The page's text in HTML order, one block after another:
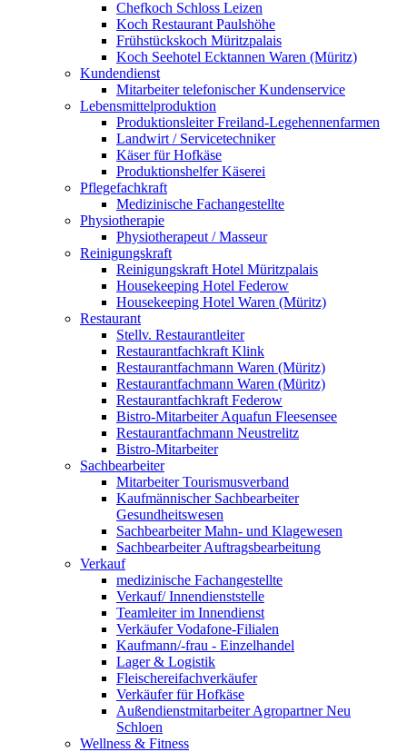
Chefkoch Schloss Leizen
Koch Restaurant Paulshöhe
Frühstückskoch Müritzpalais
Koch Seehotel Ecktannen Waren (Müritz)
Kundendienst
Mitarbeiter telefonischer Kundenservice
Lebensmittelproduktion
Produktionsleiter Freiland-Legehennenfarmen
Landwirt / Servicetechniker
Käser für Hofkäse
Produktionshelfer Käserei
Pflegefachkraft
Medizinische Fachangestellte
Physiotherapie
Physiotherapeut / Masseur
Reinigungskraft
Reinigungskraft Hotel Müritzpalais
Housekeeping Hotel Federow
Housekeeping Hotel Waren (Müritz)
Restaurant
Stellv. Restaurantleiter
Restaurantfachkraft Klink
Restaurantfachmann Waren (Müritz)
Restaurantfachmann Waren (Müritz)
Restaurantfachkraft Federow
Bistro-Mitarbeiter Aquafun Fleesensee
Restaurantfachmann Neustrelitz
Bistro-Mitarbeiter
Sachbearbeiter
Mitarbeiter Tourismusverband
Kaufmännischer Sachbearbeiter
Gesundheitswesen
Sachbearbeiter Mahn- und Klagewesen
Sachbearbeiter Auftragsbearbeitung
Verkauf
medizinische Fachangestellte
Verkauf/ Innendienststelle
Teamleiter im Innendienst
Verkäufer Vodafone-Filialen
Kaufmann/-frau - Einzelhandel
Lager & Logistik
Fleischereifachverkäufer
Verkäufer für Hofkäse
Außendienstmitarbeiter Agropartner Neu
Schloen
Wellness & Fitness